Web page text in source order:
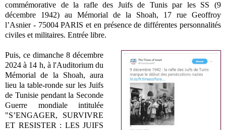
commémorative de la rafle des Juifs de Tunis par les SS (9
décembre 1942) au Mémorial de la Shoah, 17 rue Geoffroy
l’Asnier - 75004 PARIS et en présence de différentes personnalités
civiles et militaires. Entrée libre.
Puis, ce dimanche 8 décembre
2024 à 14 h, à l'Auditorium du
Mémorial de la Shoah, aura
lieu la table-ronde sur les Juifs
de Tunisie pendant la Seconde
Guerre mondiale intitulée
"S’ENGAGER, SURVIVRE
ET RESISTER : LES JUIFS